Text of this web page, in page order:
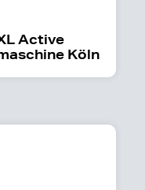
Active
Köln